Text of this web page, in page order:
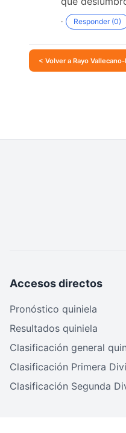
· Responder (0)
< Volver a Rayo Vallecano-
Accesos directos
Pronóstico quiniela
Resultados quiniela
Clasificación general
Clasificación Primera
Clasificación Segunda